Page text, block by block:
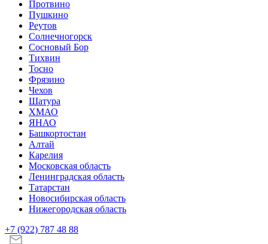
Протвино
Пушкино
Реутов
Солнечногорск
Сосновый Бор
Тихвин
Тосно
Фрязино
Чехов
Шатура
ХМАО
ЯНАО
Башкортостан
Алтай
Карелия
Московская область
Ленинградская область
Татарстан
Новосибирская область
Нижегородская область
+7 (922) 787 48 88